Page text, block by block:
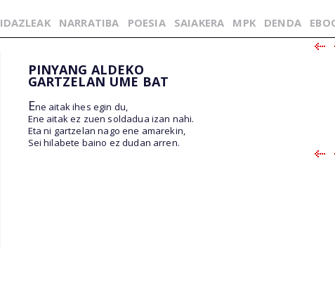
IDAZLEAK NARRATIBA POESIA SAIAKERA MPK DENDA
PINYANG ALDEKO
GARTZELAN UME BAT
Ene aitak ihes egin du,
Ene aitak ez zuen soldadua izan nahi.
Eta ni gartzelan nago ene amarekin,
Sei hilabete baino ez dudan arren.